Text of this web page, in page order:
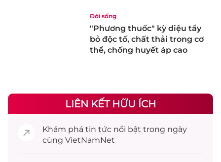
Đời sống
"Phương thuốc" kỳ diệu tẩy
bỏ độc tố, chất thải trong cơ
thể, chống huyết áp cao
LIÊN KẾT HỮU ÍCH
Khám phá tin tức nổi bật trong ngày
cùng VietNamNet